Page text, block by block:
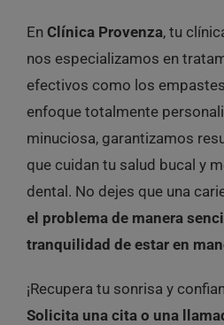
En Clínica Provenza, tu
nos especializamos en
efectivos como los
enfoque totalmente
minuciosa, garantizamos
que cuidan tu salud bucal y
dental. No dejes que una
el problema de manera
tranquilidad de estar en
¡Recupera tu sonrisa y
Solicita una cita o una